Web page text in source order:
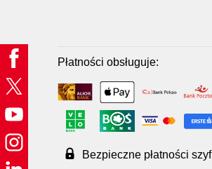
Płatności obsługuje:
Bezpieczne płatności